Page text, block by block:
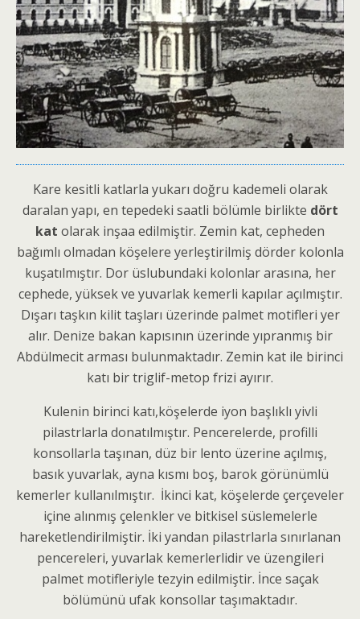
Kare kesitli katlarla yukarı doğru kademeli olarak
daralan yapı, en tepedeki saatli bölümle birlikte dört
kat olarak inşaa edilmiştir. Zemin kat, cepheden
bağımlı olmadan köşelere yerleştirilmiş dörder kolonla
kuşatılmıştır. Dor üslubundaki kolonlar arasına, her
cephede, yüksek ve yuvarlak kemerli kapılar açılmıştır.
Dışarı taşkın kilit taşları üzerinde palmet motifleri yer
alır. Denize bakan kapısının üzerinde yıpranmış bir
Abdülmecit arması bulunmaktadır. Zemin kat ile birinci
katı bir triglif-metop frizi ayırır.
Kulenin birinci katı,köşelerde iyon başlıklı yivli
pilastrlarla donatılmıştır. Pencerelerde, profilli
konsollarla taşınan, düz bir lento üzerine açılmış,
basık yuvarlak, ayna kısmı boş, barok görünümlü
kemerler kullanılmıştır. İkinci kat, köşelerde çerçeveler
içine alınmış çelenkler ve bitkisel süslemelerle
hareketlendirilmiştir. İki yandan pilastrlarla sınırlanan
pencereleri, yuvarlak kemerlerlidir ve üzengileri
palmet motifleriyle tezyin edilmiştir. İnce saçak
bölümünü ufak konsollar taşımaktadır.